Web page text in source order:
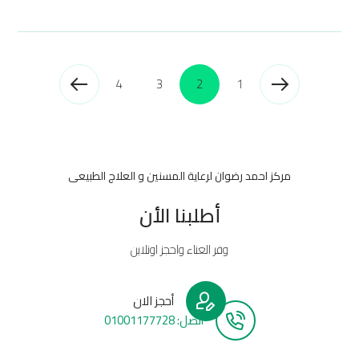
1
2
3
4
مركز احمد رضوان لرعاية المسنين و العلاج الطبيعى
أطلبنا الأن
وفر العناء واحجز اونلاين
أحجز الان
أتصل: 01001177728